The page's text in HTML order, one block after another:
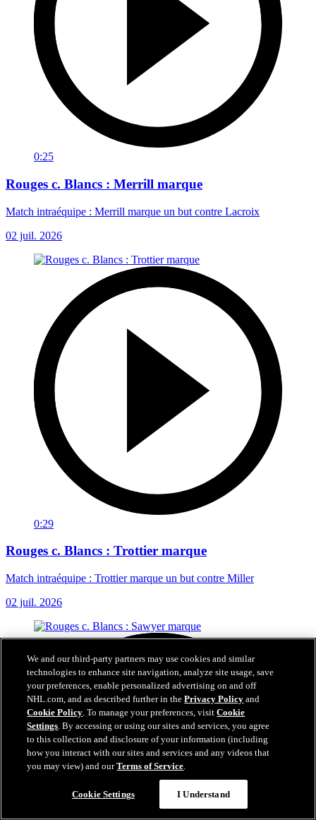
0:25
Rouges c. Blancs : Merrill marque
Match intraéquipe : Merrill marque un but contre Lacroix
02 juil. 2026
0:29
Rouges c. Blancs : Trottier marque
Match intraéquipe : Trottier marque un but contre Miller
02 juil. 2026
We and our third-party partners may use cookies and similar
technologies to enhance site navigation, analyze site usage, save
your preferences, enable personalized advertising on and off
NHL.com, and as described further in thePrivacy Policy and
Cookie Policy. To manage your preferences, visitCookie
Settings. By accessing or using our sites and services, you agree
to this collection and disclosure of your information (including
how you interact with our sites and services and any videos that
you may view) and ourTerms of Service.
Cookie Settings I Understand